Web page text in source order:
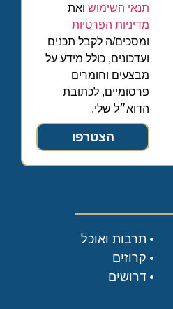
תנאי השימוש ואת
מדיניות הפרטיות
ומסכים/ה לקבל תכנים
ועדכונים, כולל מידע על
מבצעים וחומרים
פרסומיים, לכתובת
הדוא״ל שלי.
הצטרפו
תרבות ואוכל
קרוזים
דרושים